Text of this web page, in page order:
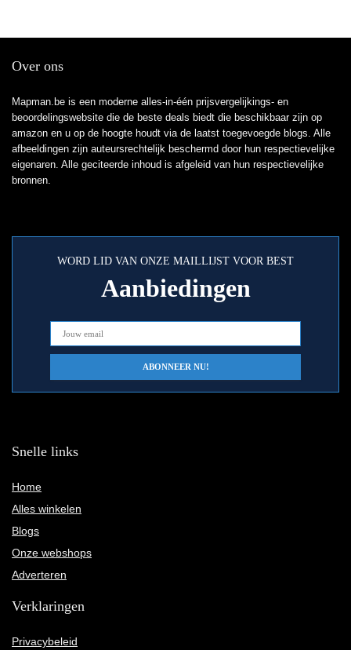
Over ons
Mapman.be is een moderne alles-in-één prijsvergelijkings- en
beoordelingswebsite die de beste deals biedt die beschikbaar zijn op
amazon en u op de hoogte houdt via de laatst toegevoegde blogs. Alle
afbeeldingen zijn auteursrechtelijk beschermd door hun respectievelijke
eigenaren. Alle geciteerde inhoud is afgeleid van hun respectievelijke
bronnen.
WORD LID VAN ONZE MAILLIJST VOOR BEST
Aanbiedingen
Snelle links
Home
Alles winkelen
Blogs
Onze webshops
Adverteren
Verklaringen
Privacybeleid